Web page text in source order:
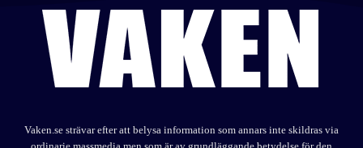
Vaken.se strävar efter att belysa information som annars inte skildras via